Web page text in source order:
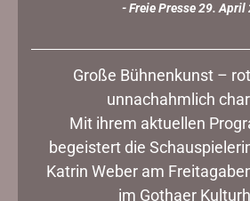
- Freie Presse 29. April
Große Bühnenkunst –
unnachahmlich
Mit ihrem aktuellen
begeistert die
Katrin Weber am
im Gothaer